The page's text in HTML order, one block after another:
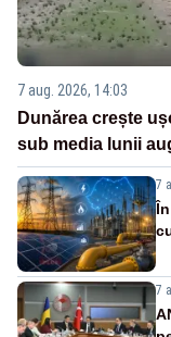
7 aug. 2026, 14:03
Dunărea crește
sub media lunii
7
7